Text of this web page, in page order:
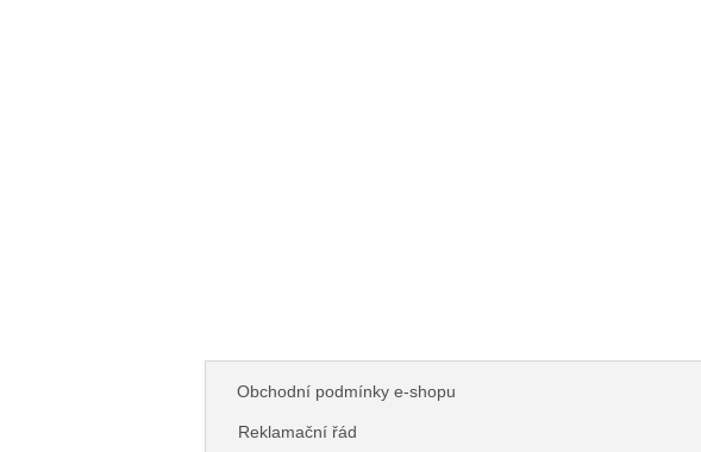
Obchodní podmínky e-shopu
Reklamační řád